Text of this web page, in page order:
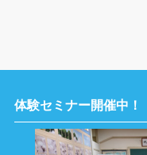
体験セミナー開催中！